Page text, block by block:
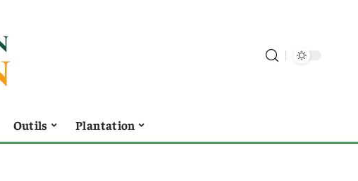
Outils Plantation